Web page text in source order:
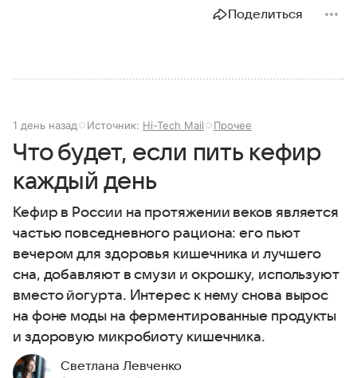
Поделиться
1 день назад Источник: Hi-Tech Mail Прочее
Что будет, если пить кефир
каждый день
Кефир в России на протяжении веков является
частью повседневного рациона: его пьют
вечером для здоровья кишечника и лучшего
сна, добавляют в смузи и окрошку, используют
вместо йогурта. Интерес к нему снова вырос
на фоне моды на ферментированные продукты
и здоровую микробиоту кишечника.
Светлана Левченко